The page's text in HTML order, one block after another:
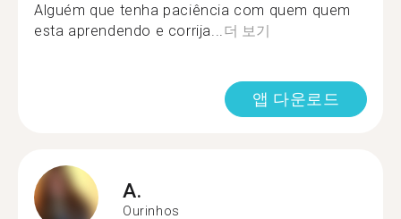
Alguém que tenha paciência com quem quem
esta aprendendo e corrija... 더 보기
앱 다운로드
A.
Ourinhos